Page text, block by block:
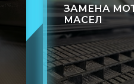
ЗАМЕНА
МАСЕЛ